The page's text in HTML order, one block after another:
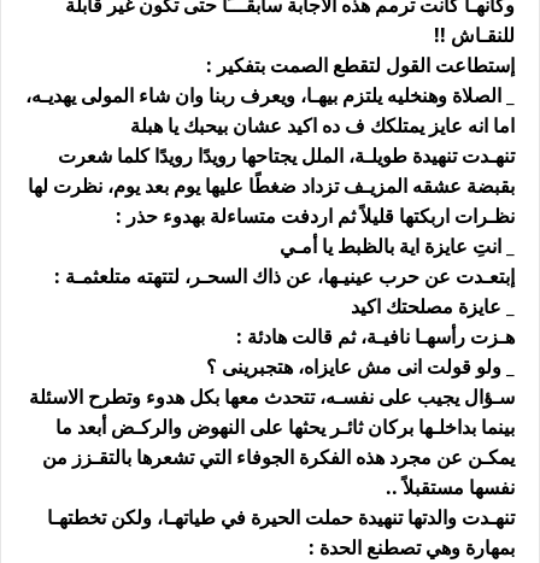
للنقـاش !!
إستطاعت القول لتقطع الصمت بتفكير :
_ الصلاة وهنخليه يلتزم بيهـا، ويعرف ربنا وان شاء المولى يهديـه،
اما انه عايز يمتلكك ف ده اكيد عشان بيحبك يا هبلة
تنهـدت تنهيدة طويلـة، الملل يجتاحها رويدًا رويدًا كلما شعرت
بقبضة عشقه المزيـف تزداد ضغطًا عليها يوم بعد يوم، نظرت لها
نظـرات اربكتها قليلاً ثم اردفت متساءلة بهدوء حذر :
_ انتِ عايزة اية بالظبط يا أمـي
إبتعـدت عن حرب عينيـها، عن ذاك السحـر، لتتهته متلعثمـة :
_ عايزة مصلحتك اكيد
هـزت رأسهـا نافيـة، ثم قالت هادئة :
_ ولو قولت انى مش عايزاه، هتجبرينى ؟
سـؤال يجيب على نفسـه، تتحدث معها بكل هدوء وتطرح الاسئلة
بينما بداخلـها بركان ثائـر يحثها على النهوض والركـض أبعد ما
يمكـن عن مجرد هذه الفكرة الجوفاء التي تشعرها بالتقـزز من
نفسها مستقبلاً ..
تنهـدت والدتها تنهيدة حملت الحيرة في طياتهـا، ولكن تخطتهـا
بمهارة وهي تصطنع الحدة :